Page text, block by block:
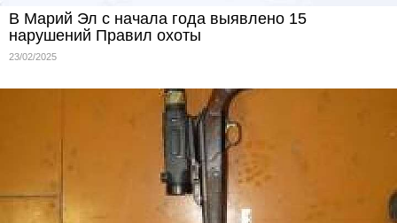
В Марий Эл с начала года выявлено 15
нарушений Правил охоты
23/02/2025